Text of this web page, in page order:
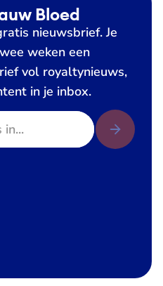
Bloed
nieuwsbrief. Je
weken een
vol royaltynieuws,
in je inbox.